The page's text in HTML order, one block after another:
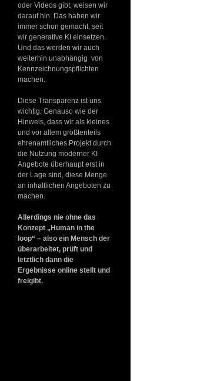
oder Videos gibt, weisen wir
darauf hin. Das haben wir
immer schon gemacht, seit
wir generative KI einsetzen.
Und das werden wir auch
weiterhin unabhängig von
Kennzeichnungspflichten
machen.
Diese Transparenz ist uns
wichtig. Genauso wie der
Hinweis, dass wir als kleines
und vor allem größtenteils
ehrenamtliches Projekt durch
die Nutzung moderner KI
Angebote überhaupt erst in
der Lage sind, diese Menge
an inhaltlichen Angeboten zu
machen.
Allerdings nie ohne das
Konzept „Human in the
loop“ – also ein Mensch der
überarbeitet, prüft und
letztlich dann die
Ergebnisse online stellt und
freigibt.